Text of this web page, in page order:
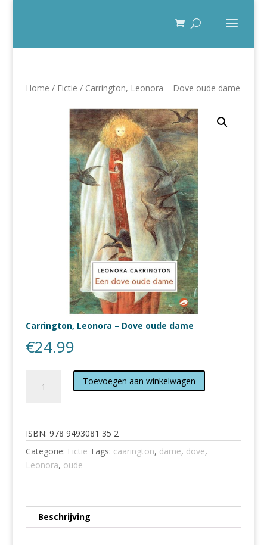
Home / Fictie / Carrington, Leonora – Dove oude dame
Carrington, Leonora – Dove oude dame
€24.99
Leonora
oude
aantal
Toevoegen aan winkelwagen
ISBN: 978 9493081 35 2
Categorie: Fictie Tags: caarington, dame, dove,
Leonora, oude
Beschrijving